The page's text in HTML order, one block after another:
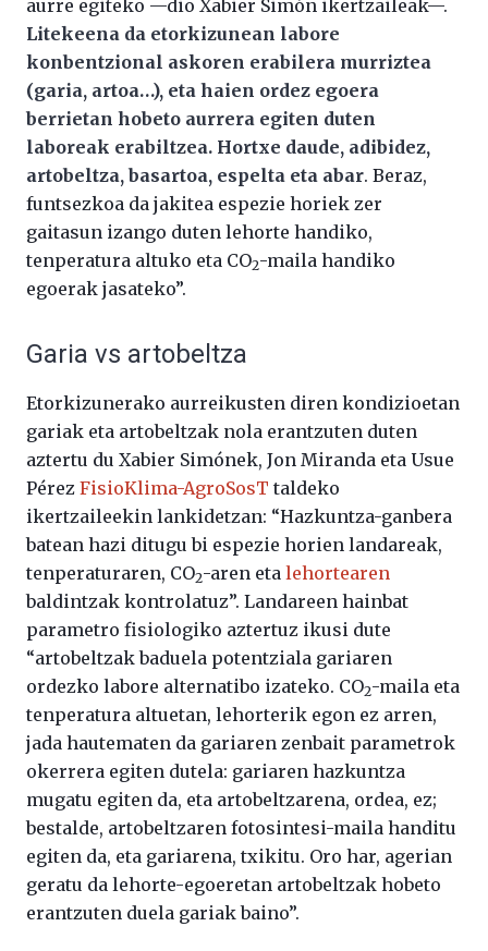
aurre egiteko —dio Xabier Simón ikertzaileak—.
Litekeena da etorkizunean labore
konbentzional askoren erabilera murriztea
(garia, artoa…), eta haien ordez egoera
berrietan hobeto aurrera egiten duten
laboreak erabiltzea. Hortxe daude, adibidez,
artobeltza, basartoa, espelta eta abar. Beraz,
funtsezkoa da jakitea espezie horiek zer
gaitasun izango duten lehorte handiko,
tenperatura altuko eta CO2-maila handiko
egoerak jasateko”.
Garia vs artobeltza
Etorkizunerako aurreikusten diren kondizioetan
gariak eta artobeltzak nola erantzuten duten
aztertu du Xabier Simónek, Jon Miranda eta Usue
Pérez FisioKlima-AgroSosT taldeko
ikertzaileekin lankidetzan: “Hazkuntza-ganbera
batean hazi ditugu bi espezie horien landareak,
tenperaturaren, CO2-aren eta lehortearen
baldintzak kontrolatuz”. Landareen hainbat
parametro fisiologiko aztertuz ikusi dute
“artobeltzak baduela potentziala gariaren
ordezko labore alternatibo izateko. CO2-maila eta
tenperatura altuetan, lehorterik egon ez arren,
jada hautematen da gariaren zenbait parametrok
okerrera egiten dutela: gariaren hazkuntza
mugatu egiten da, eta artobeltzarena, ordea, ez;
bestalde, artobeltzaren fotosintesi-maila handitu
egiten da, eta gariarena, txikitu. Oro har, agerian
geratu da lehorte-egoeretan artobeltzak hobeto
erantzuten duela gariak baino”.